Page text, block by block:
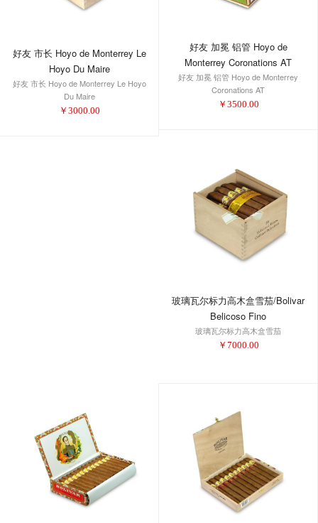
好友 市长 Hoyo de Monterrey Le
Hoyo Du Maire
好友 市长 Hoyo de Monterrey Le Hoyo
Du Maire
￥ 3000.00
好友 加冕 铝管 Hoyo de
Monterrey Coronations AT
好友 加冕 铝管 Hoyo de Monterrey
Coronations AT
￥ 3500.00
玻璃瓦尔标力高木盒雪茄/Bolivar
Belicoso Fino
玻璃瓦尔标力高木盒雪茄
￥ 7000.00